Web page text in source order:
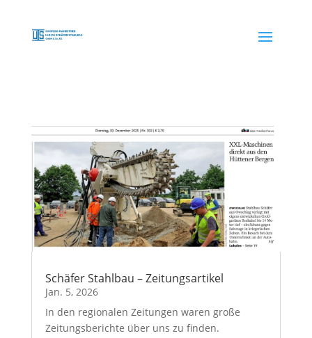
Schäfer Stahlbau – Zeitungsartikel
Jan. 5, 2026
In den regionalen Zeitungen waren große
Zeitungsberichte über uns zu finden.